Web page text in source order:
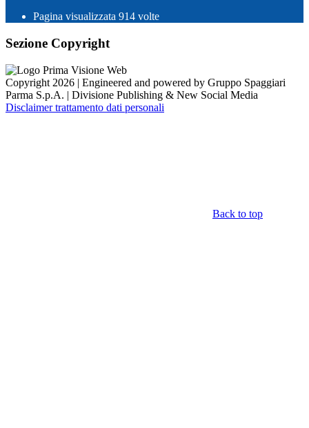
Pagina visualizzata 914 volte
Sezione Copyright
Copyright 2026 | Engineered and powered by Gruppo Spaggiari
Parma S.p.A. | Divisione Publishing & New Social Media
Disclaimer trattamento dati personali
Back to top